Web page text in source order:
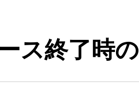
ス終了時